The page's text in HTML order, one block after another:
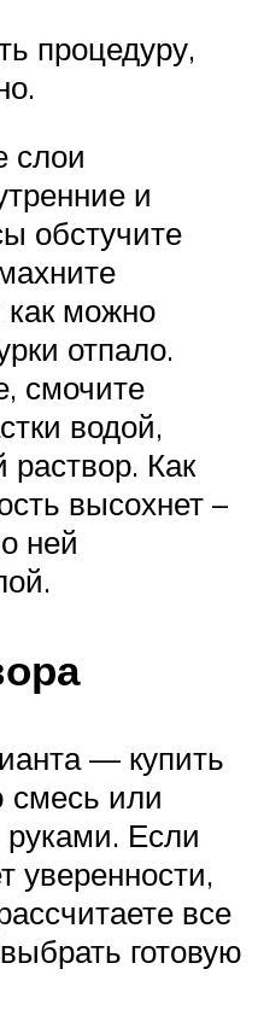
процедуру,
слои
и
обстучите
можно
отпало.
смочите
водой,
раствор. Как
высохнет –
ней
— купить
смесь или
Если
уверенности,
все
готовую